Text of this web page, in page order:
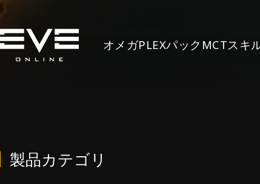
オメガPLEXパック MCTスキ
製品カテゴリ